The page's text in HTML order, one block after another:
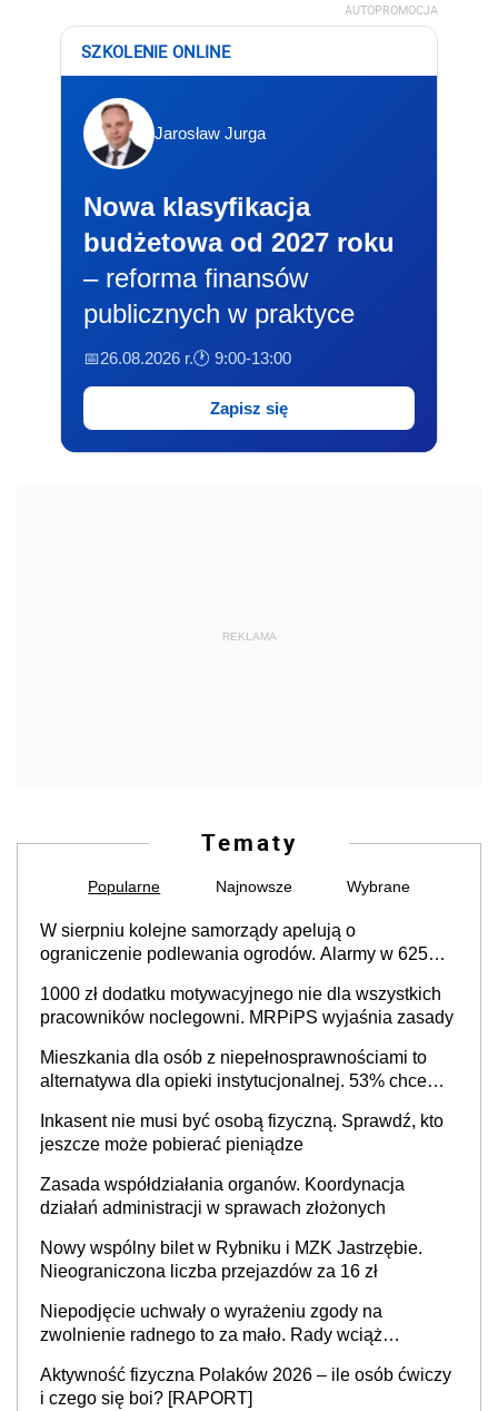
AUTOPROMOCJA
SZKOLENIE ONLINE
Jarosław Jurga
Nowa klasyfikacja
budżetowa od 2027 roku
– reforma finansów
publicznych w praktyce
📅26.08.2026 r.🕐 9:00-13:00
Zapisz się
REKLAMA
Tematy
Popularne Najnowsze Wybrane
W sierpniu kolejne samorządy apelują o
ograniczenie podlewania ogrodów. Alarmy w 625
cały kraj
1000 zł dodatku motywacyjnego nie dla wszystkich
pracowników noclegowni. MRPiPS wyjaśnia zasady
Mieszkania dla osób z niepełnosprawnościami to
alternatywa dla opieki instytucjonalnej. 53% chce
Inkasent nie musi być osobą fizyczną. Sprawdź, kto
jeszcze może pobierać pieniądze
Zasada współdziałania organów. Koordynacja
działań administracji w sprawach złożonych
Nowy wspólny bilet w Rybniku i MZK Jastrzębie.
Nieograniczona liczba przejazdów za 16 zł
Niepodjęcie uchwały o wyrażeniu zgody na
zwolnienie radnego to za mało. Rady wciąż
sprawy
Aktywność fizyczna Polaków 2026 – ile osób ćwiczy
i czego się boi? [RAPORT]